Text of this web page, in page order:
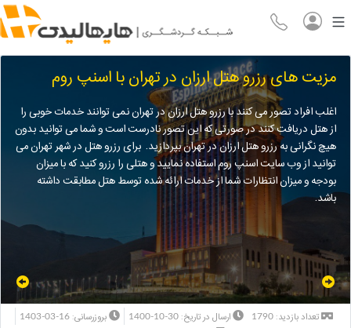
مزیت های رزرو هتل ارزان در تهران با اسنپ روم
اغلب افراد تصور می کنند با رزرو هتل ارزان در تهران نمی توانند خدمات خوبی را
از هتل دریافت کنند در صورتی که این تصور نادرست است و شما می توانید بدون
هیچ نگرانی به رزرو هتل ارزان در تهران بپردازید. برای رزرو هتل در شهر تهران می
توانید از وب سایت اسنپ روم استفاده نمایید و هتلی را رزرو کنید که با میزان
بودجه و میزان انتظارات شما از خدمات ارائه شده توسط هتل مطابقت داشته
باشد.
تعداد بازدید: 1790 ارسال در تاریخ: 1400-10-30 بروزرسانی: 1403-03-16